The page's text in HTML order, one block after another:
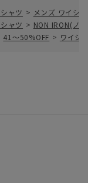
ャツ > メンズ ワイシ
ャツ > NON IRON(ノ
41～50%OFF > ワイシ